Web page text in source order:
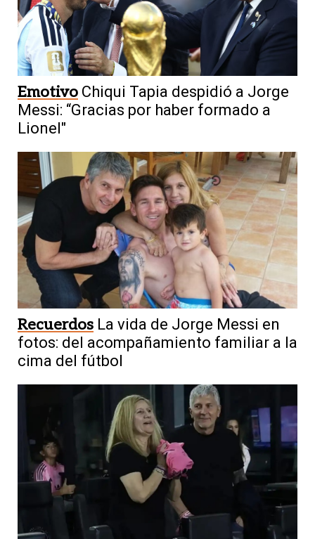
Emotivo Chiqui Tapia despidió a Jorge
Messi: “Gracias por haber formado a
Lionel"
Recuerdos La vida de Jorge Messi en
fotos: del acompañamiento familiar a la
cima del fútbol